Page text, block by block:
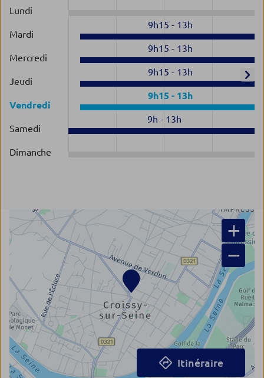
Lundi
Mardi
9h15 - 13h
Mercredi
9h15 - 13h
Jeudi
9h15 - 13h
Vendredi
9h15 - 13h
Samedi
9h - 13h
Dimanche
+
−
Itinéraire